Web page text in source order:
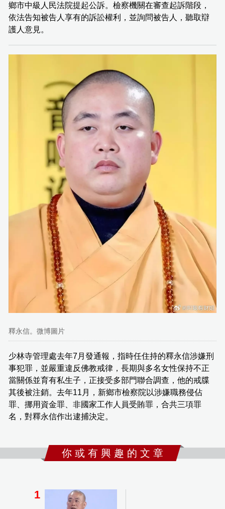
鄉市中級人民法院提起公訴。檢察機關在審查起訴階段，
依法告知被告人享有的訴訟權利，並詢問被告人，聽取辯
護人意見。
釋永信。微博圖片
少林寺管理處去年7月發通報，指時任住持的釋永信涉嫌刑
事犯罪，並嚴重違反佛教戒律，長期與多名女性保持不正
當關係並育有私生子，正接受多部門聯合調查，他的戒牒
其後被注銷。去年11月，新鄉市檢察院以涉嫌職務侵佔
罪、挪用資金罪、非國家工作人員受賄罪，合共三項罪
名，對釋永信作出逮捕決定。
你 或 有 興 趣 的 文 章